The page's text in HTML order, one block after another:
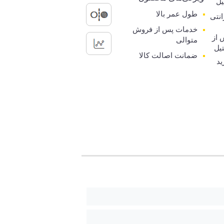
از
طول عمر بالا
خدمات پس از فروش
متوالی
ضمانت اصالت کالا